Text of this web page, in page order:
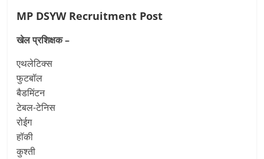
MP DSYW Recruitment Post
खेल प्रशिक्षक –
एथलेटिक्स
फुटबॉल
बैडमिंटन
टेबल-टेनिस
रोईग
हॉकी
कुश्ती